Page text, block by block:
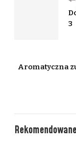
3
Aromatyczna